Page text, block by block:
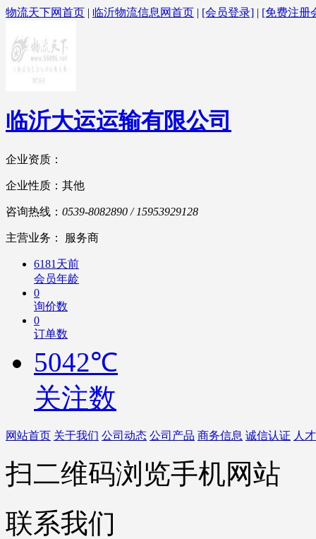
物流天下网首页 | 临沂物流信息网首页 | [会员登录] | [免费注册
临沂大运运输有限公司
企业资质：
企业性质：其他
咨询热线： 0539-8082890 / 15953929128
主营业务： 服务商
6181天前
会员年龄
0
询价数
0
订单数
5042℃
关注数
网站首页 关于我们 公司动态 公司产品 商务信息 诚信认证 人
扫二维码浏览手机网站
联系我们